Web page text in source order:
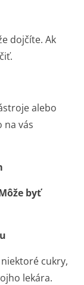
dojčíte. Ak
alebo
na vás
byť
cukry,
lekára.